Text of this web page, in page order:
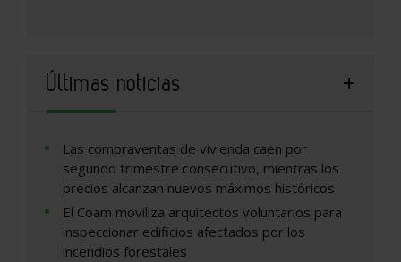
Últimas noticias
Las compraventas de vivienda caen por
segundo trimestre consecutivo, mientras los
precios alcanzan nuevos máximos históricos
El Coam moviliza arquitectos voluntarios para
inspeccionar edificios afectados por los
incendios forestales